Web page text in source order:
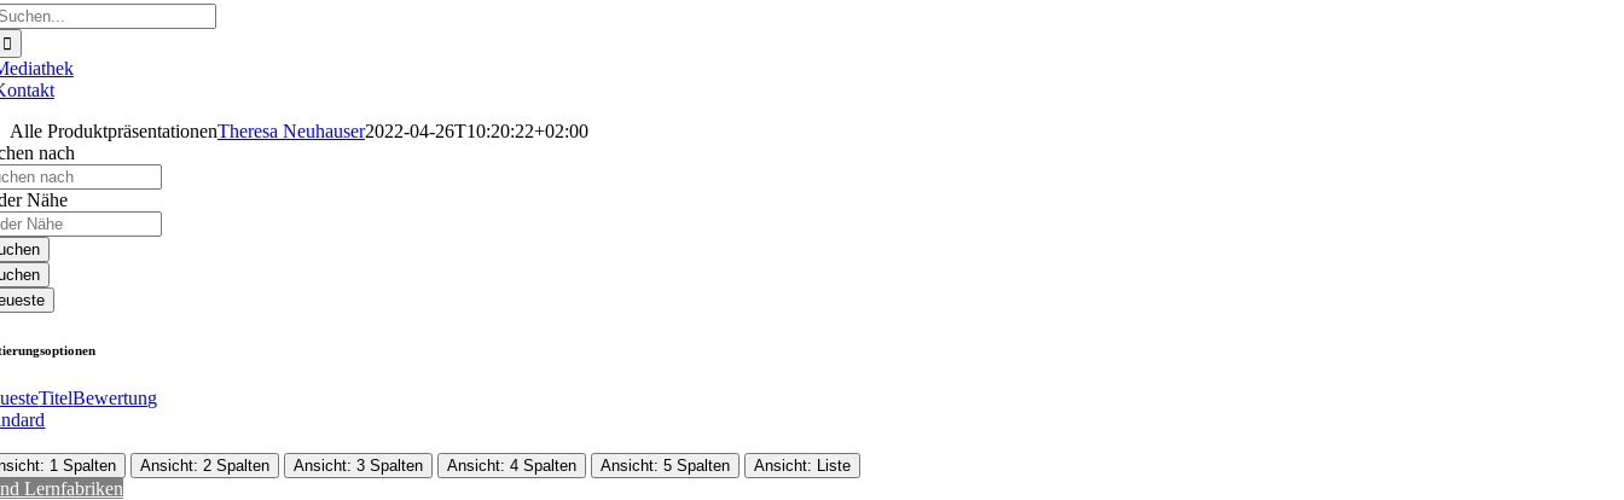
Alle ProduktpräsentationenTheresa Neuhauser2022-04-26T10:20:22+02:00
nach
Nähe
TitelBewertung
1 Spalten Ansicht: 2 Spalten Ansicht: 3 Spalten Ansicht: 4 Spalten Ansicht: 5 Spalten Ansicht: Liste
Lernfabriken